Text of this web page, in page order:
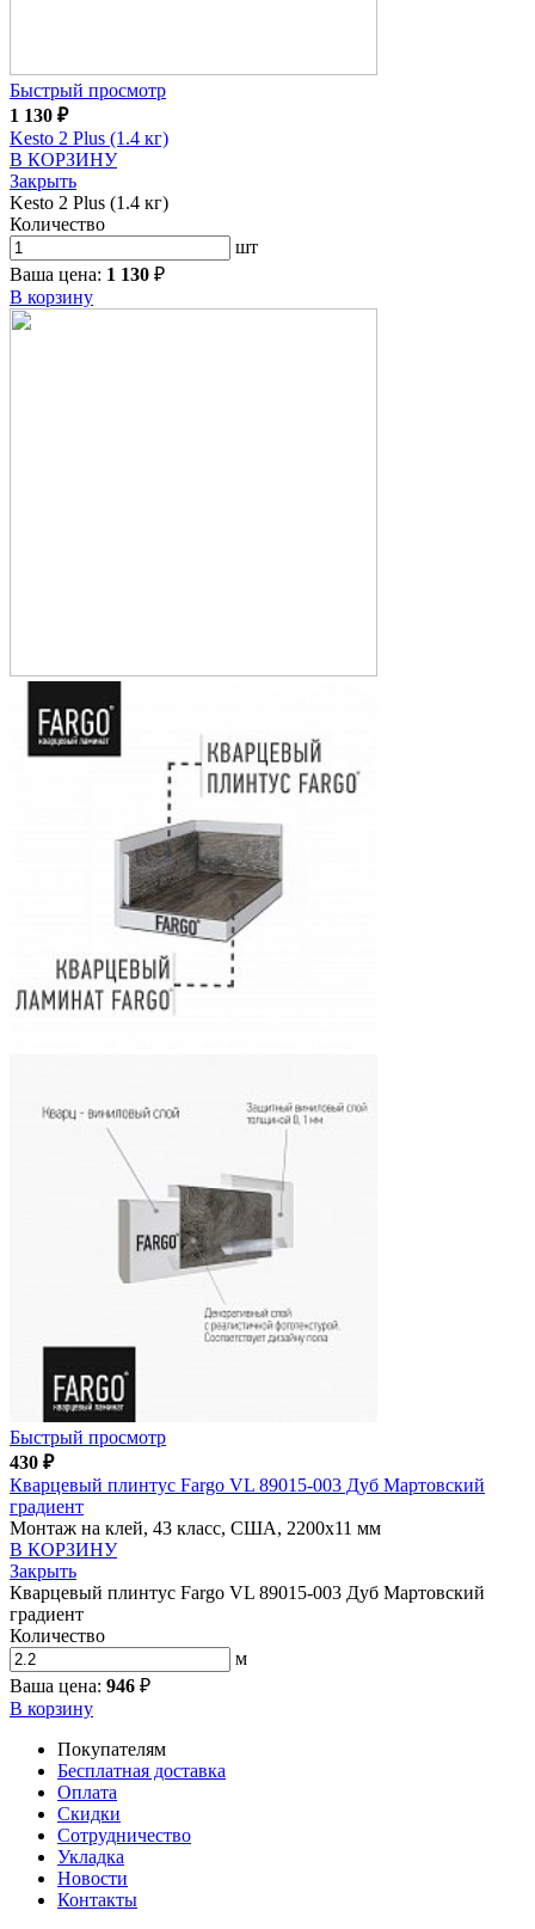
Быстрый просмотр
1 130 ₽
Kesto 2 Plus (1.4 кг)
В КОРЗИНУ
Закрыть
Kesto 2 Plus (1.4 кг)
Количество
шт
Ваша цена: 1 130 ₽
В корзину
Быстрый просмотр
430 ₽
Кварцевый плинтус Fargo VL 89015-003 Дуб Мартовский
градиент
Монтаж на клей, 43 класс, США, 2200x11 мм
В КОРЗИНУ
Закрыть
Кварцевый плинтус Fargo VL 89015-003 Дуб Мартовский
градиент
Количество
м
Ваша цена: 946 ₽
В корзину
Покупателям
Бесплатная доставка
Оплата
Скидки
Сотрудничество
Укладка
Новости
Контакты